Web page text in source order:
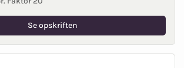
Se opskriften